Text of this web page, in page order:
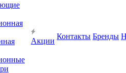
Акции
Контакты Бренды